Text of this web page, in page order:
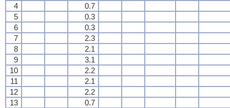
4
0.7
5
0.3
6
0.3
7
2.3
8
2.1
9
3.1
10
2.2
11
2.1
12
2.2
13
0.7